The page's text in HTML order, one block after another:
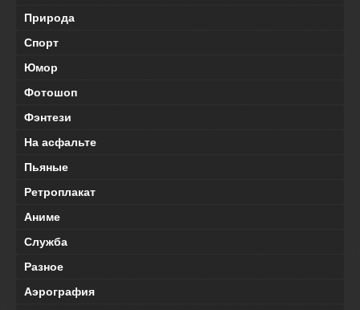
Природа
Спорт
Юмор
Фотошоп
Фэнтези
На асфальте
Пьяные
Ретроплакат
Аниме
Служба
Разное
Аэрография